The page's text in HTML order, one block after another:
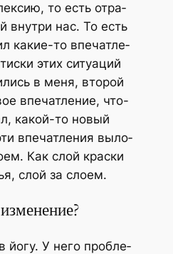
то есть отра­
внут­ри нас. То есть
какие-то впе­чат­ле­
этих ситу­а­ций
в меня, вто­рой
впе­чат­ле­ние, что-
какой-то новый
впе­чат­ле­ния выло­
Как слой крас­ки
слой за слоем.
йогу. У него про­бле­